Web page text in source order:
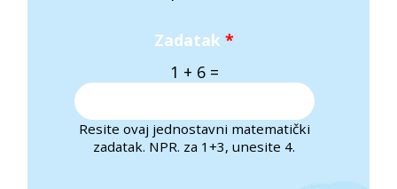
Zadatak*
1 + 6 =
Resite ovaj jednostavni matematički
zadatak. NPR. za 1+3, unesite 4.